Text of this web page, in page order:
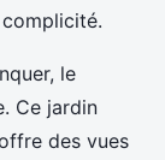
le
Ce jardin
des vues